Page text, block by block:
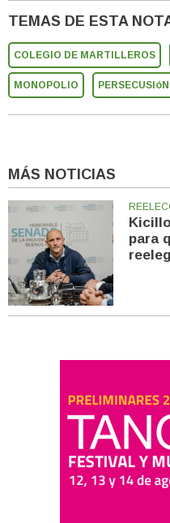
TEMAS DE ESTA
COLEGIO DE MARTILLEROS
MONOPOLIO PERSECUSIóN
MÁS NOTICIAS
para